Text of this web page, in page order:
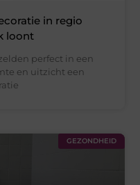
in regio
loont
perfect in een
en uitzicht een
GEZONDHEID